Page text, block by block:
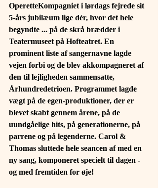
OperetteKompagniet i lørdags fejrede sit
5-års jubilæum lige dér, hvor det hele
begyndte ... på de skrå brædder i
Teatermuseet på Hofteatret. En
prominent liste af sangernavne lagde
vejen forbi og de blev akkompagneret af
den til lejligheden sammensatte,
Århundredetrioen. Programmet lagde
vægt på de egen-produktioner, der er
blevet skabt gennem årene, på de
uundgåelige hits, på generationerne, på
parrene og på legenderne. Carol &
Thomas sluttede hele seancen af med en
ny sang, komponeret specielt til dagen -
og med fremtiden for øje!